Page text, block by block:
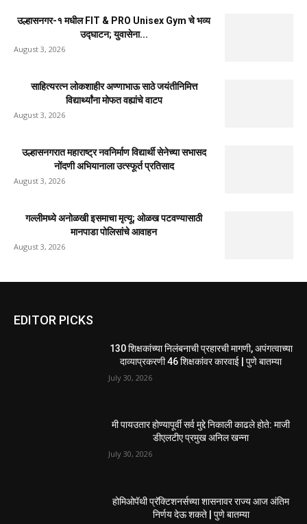
उल्हासनगर-१ मधील FIT & PRO Unisex Gym चे भव्य
उद्घाटन; युवासेना...
August 3, 2026
साहित्यरत्न लोकशाहीर अण्णाभाऊ साठे जयंतीनिमित्त
विद्यार्थ्यांना मोफत वह्यांचे वाटप
August 3, 2026
उल्हासनगरात महाराष्ट्र नवनिर्माण विद्यार्थी सेनेच्या सभासद
नोंदणी अभियानाला उत्स्फूर्त प्रतिसाद
August 3, 2026
गल्लीमध्ये अनोळखी इसमाचा मृत्यू; ओळख पटवण्यासाठी
मानपाडा पोलिसांचे आवाहन
August 3, 2026
EDITOR PICKS
130 शिक्षकांच्या निलंबनाची प्रहारची मागणी, अपंगत्वाच्या
दाव्याप्रकरणी 46 शिक्षकांवर कारवाई | पुणे बातम्या
July 30, 2026
मी पायउतार होण्यापूर्वी सर्व मुद्दे निकाली काढले होते: माजी
डीएलटीए प्रमुख अनिल खन्ना
July 30, 2026
होमिओपॅथी प्रॅक्टिशनर्सच्या शासनावर राज्य आज अंतिम
निर्णय देऊ शकते | पुणे बातम्या